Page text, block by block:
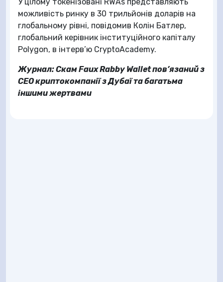
можливість ринку в 30 трильйонів доларів на
глобальному рівні, повідомив Колін Батлер,
глобальний керівник інституційного капіталу
Polygon, в інтерв’ю CryptoAcademy.
Журнал:Скам Faux Rabby Wallet пов’язаний з
CEO криптокомпанії з Дубаї та багатьма
іншими жертвами